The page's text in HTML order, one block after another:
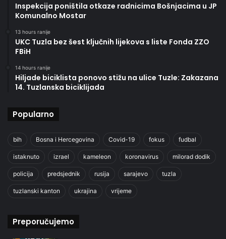
Inspekcija poništila otkaze radnicima Bošnjacima u JP
Komunalno Mostar
13 hours ranije
UKC Tuzla bez šest ključnih lijekova s liste Fonda ZZO
FBiH
14 hours ranije
Hiljade biciklista ponovo stižu na ulice Tuzle: Zakazana
14. Tuzlanska biciklijada
Popularno
bih Bosna i Hercegovina Covid-19 fokus fudbal
istaknuto izrael kameleon koronavirus milorad dodik
policija predsjednik rusija sarajevo tuzla
tuzlanski kanton ukrajina vrijeme
Preporučujemo